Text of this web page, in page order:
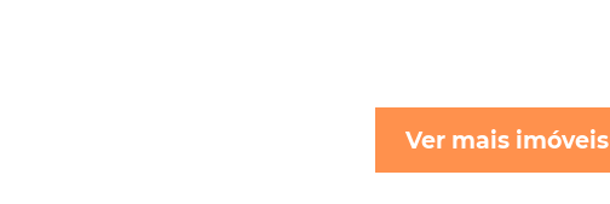
Ver mais imóveis